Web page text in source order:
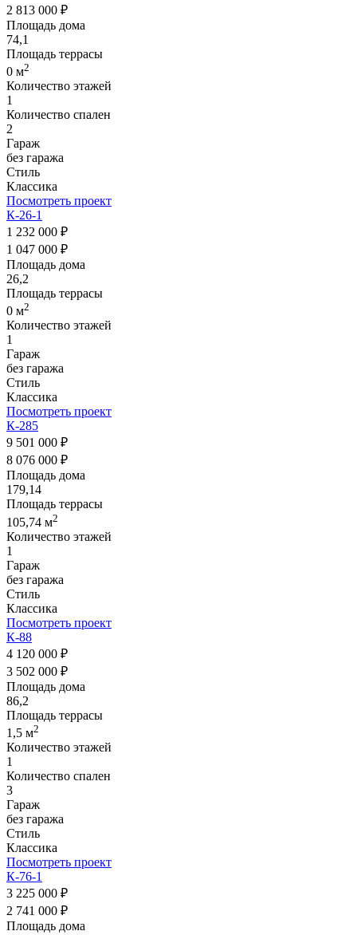
2 813 000 ₽
Площадь дома
74,1
Площадь террасы
0 м2
Количество этажей
1
Количество спален
2
Гараж
без гаража
Стиль
Классика
Посмотреть проект
К-26-1
1 232 000 ₽
1 047 000 ₽
Площадь дома
26,2
Площадь террасы
0 м2
Количество этажей
1
Гараж
без гаража
Стиль
Классика
Посмотреть проект
К-285
9 501 000 ₽
8 076 000 ₽
Площадь дома
179,14
Площадь террасы
105,74 м2
Количество этажей
1
Гараж
без гаража
Стиль
Классика
Посмотреть проект
К-88
4 120 000 ₽
3 502 000 ₽
Площадь дома
86,2
Площадь террасы
1,5 м2
Количество этажей
1
Количество спален
3
Гараж
без гаража
Стиль
Классика
Посмотреть проект
К-76-1
3 225 000 ₽
2 741 000 ₽
Площадь дома